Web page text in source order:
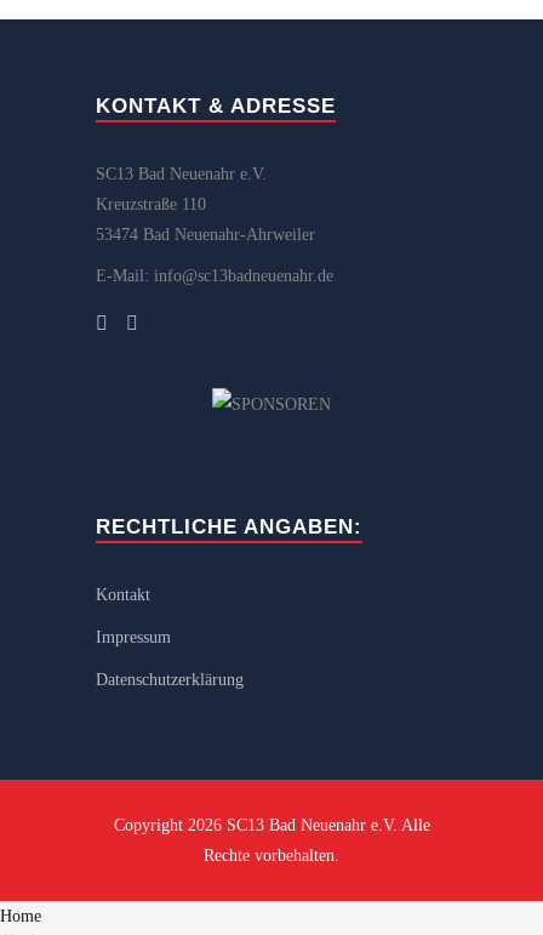
KONTAKT & ADRESSE
SC13 Bad Neuenahr e.V.
Kreuzstraße 110
53474 Bad Neuenahr-Ahrweiler
E-Mail: info@sc13badneuenahr.de
RECHTLICHE ANGABEN:
Kontakt
Impressum
Datenschutzerklärung
Copyright 2026 SC13 Bad Neuenahr e.V. Alle
Rechte vorbehalten.
Home